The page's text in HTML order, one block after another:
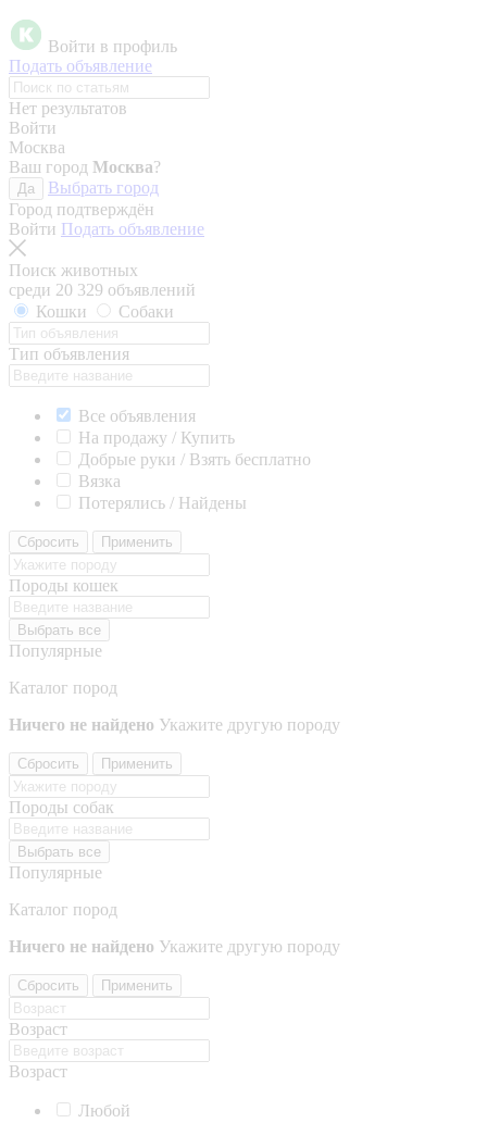
Войти в профиль
Подать объявление
Нет результатов
Войти
Москва
Ваш город Москва?
Да
Выбрать город
Город подтверждён
Войти Подать объявление
Поиск животных
среди 20 329 объявлений
Кошки
Собаки
Тип объявления
Все объявления
На продажу / Купить
Добрые руки / Взять бесплатно
Вязка
Потерялись / Найдены
Сбросить Применить
Породы кошек
Выбрать все
Популярные
Каталог пород
Ничего не найдено Укажите другую породу
Сбросить Применить
Породы собак
Выбрать все
Популярные
Каталог пород
Ничего не найдено Укажите другую породу
Сбросить Применить
Возраст
Возраст
Любой